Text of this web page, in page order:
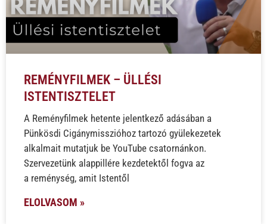
REMÉNYFILMEK – ÜLLÉSI
ISTENTISZTELET
A Reményfilmek hetente jelentkező adásában a
Pünkösdi Cigánymisszióhoz tartozó gyülekezetek
alkalmait mutatjuk be YouTube csatornánkon.
Szervezetünk alappillére kezdetektől fogva az
a reménység, amit Istentől
ELOLVASOM »